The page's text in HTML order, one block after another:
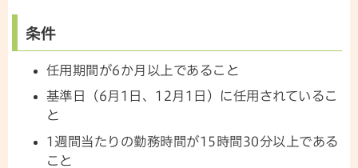
条件
任用期間が6か月以上であること
基準日（6月1日、12月1日）に任用されているこ
と
1週間当たりの勤務時間が15時間30分以上である
こと